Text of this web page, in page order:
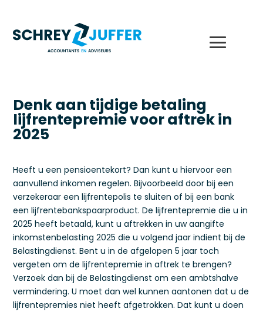
Denk aan tijdige betaling
lijfrentepremie voor aftrek in
2025
Heeft u een pensioentekort? Dan kunt u hiervoor een
aanvullend inkomen regelen. Bijvoorbeeld door bij een
verzekeraar een lijfrentepolis te sluiten of bij een bank
een lijfrentebankspaarproduct. De lijfrentepremie die u in
2025 heeft betaald, kunt u aftrekken in uw aangifte
inkomstenbelasting 2025 die u volgend jaar indient bij de
Belastingdienst. Bent u in de afgelopen 5 jaar toch
vergeten om de lijfrentepremie in aftrek te brengen?
Verzoek dan bij de Belastingdienst om een ambtshalve
vermindering. U moet dan wel kunnen aantonen dat u de
lijfrentepremies niet heeft afgetrokken. Dat kunt u doen